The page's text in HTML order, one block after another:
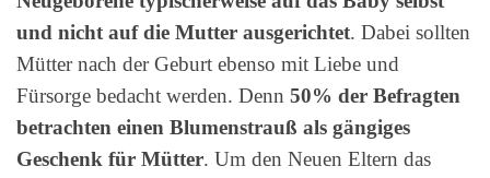
und nicht auf die Mutter ausgerichtet. Dabei sollten
Mütter nach der Geburt ebenso mit Liebe und
Fürsorge bedacht werden. Denn 50% der Befragten
betrachten einen Blumenstrauß als gängiges
Geschenk für Mütter. Um den Neuen Eltern das